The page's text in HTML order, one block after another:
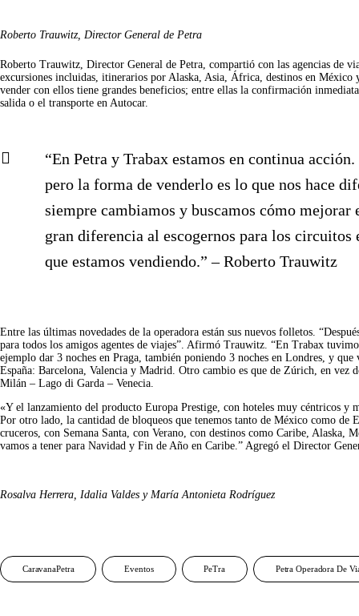
Roberto Trauwitz, Director General de Petra
Roberto Trauwitz, Director General de Petra, compartió con las agencias de
excursiones incluidas, itinerarios por Alaska, Asia, África, destinos en México
vender con ellos tiene grandes beneficios; entre ellas la confirmación
salida o el transporte en Autocar.
“En Petra y Trabax estamos en continua
pero la forma de venderlo es lo que nos hace
siempre cambiamos y buscamos cómo mejorar
gran diferencia al escogernos para los circuitos
que estamos vendiendo.” – Roberto Trauwitz
Entre las últimas novedades de la operadora están sus nuevos folletos.
para todos los amigos agentes de viajes”. Afirmó Trauwitz. “En Trabax
ejemplo dar 3 noches en Praga, también poniendo 3 noches en Londres, y
España: Barcelona, Valencia y Madrid. Otro cambio es que de Zúrich, en vez
Milán – Lago di Garda – Venecia.
«Y el lanzamiento del producto Europa Prestige, con hoteles muy céntricos y
Por otro lado, la cantidad de bloqueos que tenemos tanto de México como de
cruceros, con Semana Santa, con Verano, con destinos como Caribe, Alaska,
vamos a tener para Navidad y Fin de Año en Caribe.” Agregó el Director
Rosalva Herrera, Idalia Valdes y María Antonieta Rodríguez
CaravanaPetra Eventos PeTra Petra Operadora De